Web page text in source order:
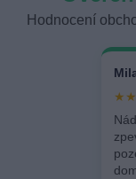
Hodnocení